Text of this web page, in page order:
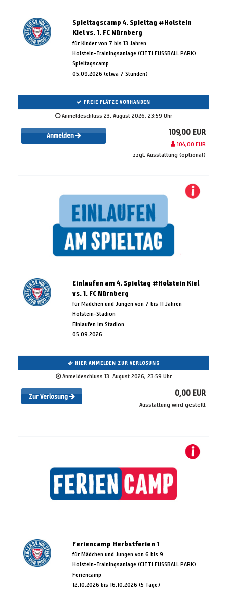
Spieltagscamp 4. Spieltag #Holstein
Kiel vs. 1. FC Nürnberg
für Kinder von 7 bis 13 Jahren
Holstein-Trainingsanlage (CITTI FUSSBALL PARK)
Spieltagscamp
05.09.2026 (etwa 7 Stunden)
FREIE PLÄTZE VORHANDEN
Anmeldeschluss 23. August 2026, 23:59 Uhr
Anmelden 109,00 EUR
104,00 EUR
zzgl. Ausstattung (optional)
Einlaufen am 4. Spieltag #Holstein Kiel
vs. 1. FC Nürnberg
für Mädchen und Jungen von 7 bis 11 Jahren
Holstein-Stadion
Einlaufen im Stadion
05.09.2026
HIER ANMELDEN ZUR VERLOSUNG
Anmeldeschluss 13. August 2026, 23:59 Uhr
Zur Verlosung 0,00 EUR
Ausstattung wird gestellt
Feriencamp Herbstferien 1
für Mädchen und Jungen von 6 bis 9
Holstein-Trainingsanlage (CITTI FUSSBALL PARK)
Feriencamp
12.10.2026 bis 16.10.2026 (5 Tage)